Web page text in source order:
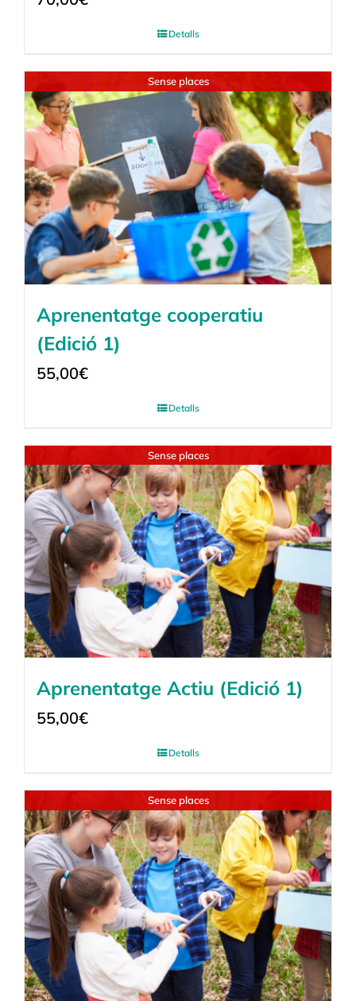
Detalls
Sense places
Aprenentatge cooperatiu
(Edició 1)
55,00€
Detalls
Sense places
Aprenentatge Actiu (Edició 1)
55,00€
Detalls
Sense places